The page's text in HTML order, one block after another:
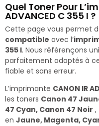
Quel Toner Pour
ADVANCED C 355 I ?
Cette page vous permet
compatible avec l’
355 I. Nous référençons
parfaitement adaptés à
fiable et sans erreur.
L’imprimante CANON IR
les toners Canon 47
47 Cyan, Canon 47 Noir ,
en Jaune, Magenta,